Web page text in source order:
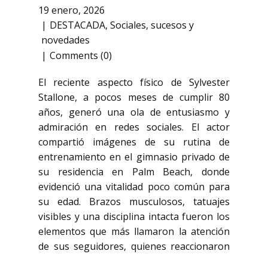
19 enero, 2026
DESTACADA, Sociales, sucesos y
novedades
Comments (0)
El reciente aspecto físico de Sylvester
Stallone, a pocos meses de cumplir 80
años, generó una ola de entusiasmo y
admiración en redes sociales. El actor
compartió imágenes de su rutina de
entrenamiento en el gimnasio privado de
su residencia en Palm Beach, donde
evidenció una vitalidad poco común para
su edad. Brazos musculosos, tatuajes
visibles y una disciplina intacta fueron los
elementos que más llamaron la atención
de sus seguidores, quienes reaccionaron